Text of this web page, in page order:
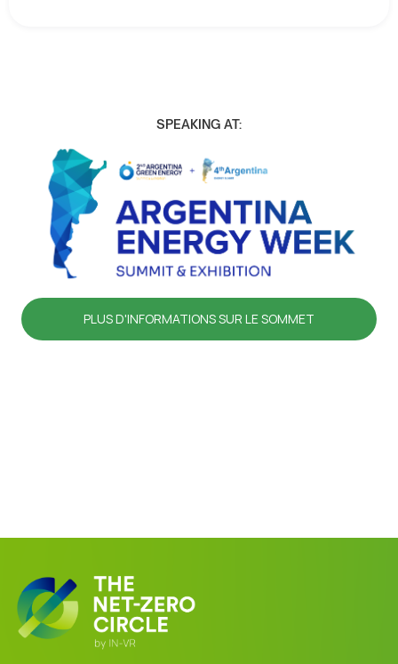
SPEAKING AT:
PLUS D'INFORMATIONS SUR LE SOMMET